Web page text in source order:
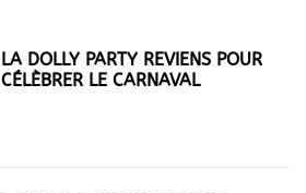
LA DOLLY PARTY REVIENS POUR
CÉLÈBRER LE CARNAVAL